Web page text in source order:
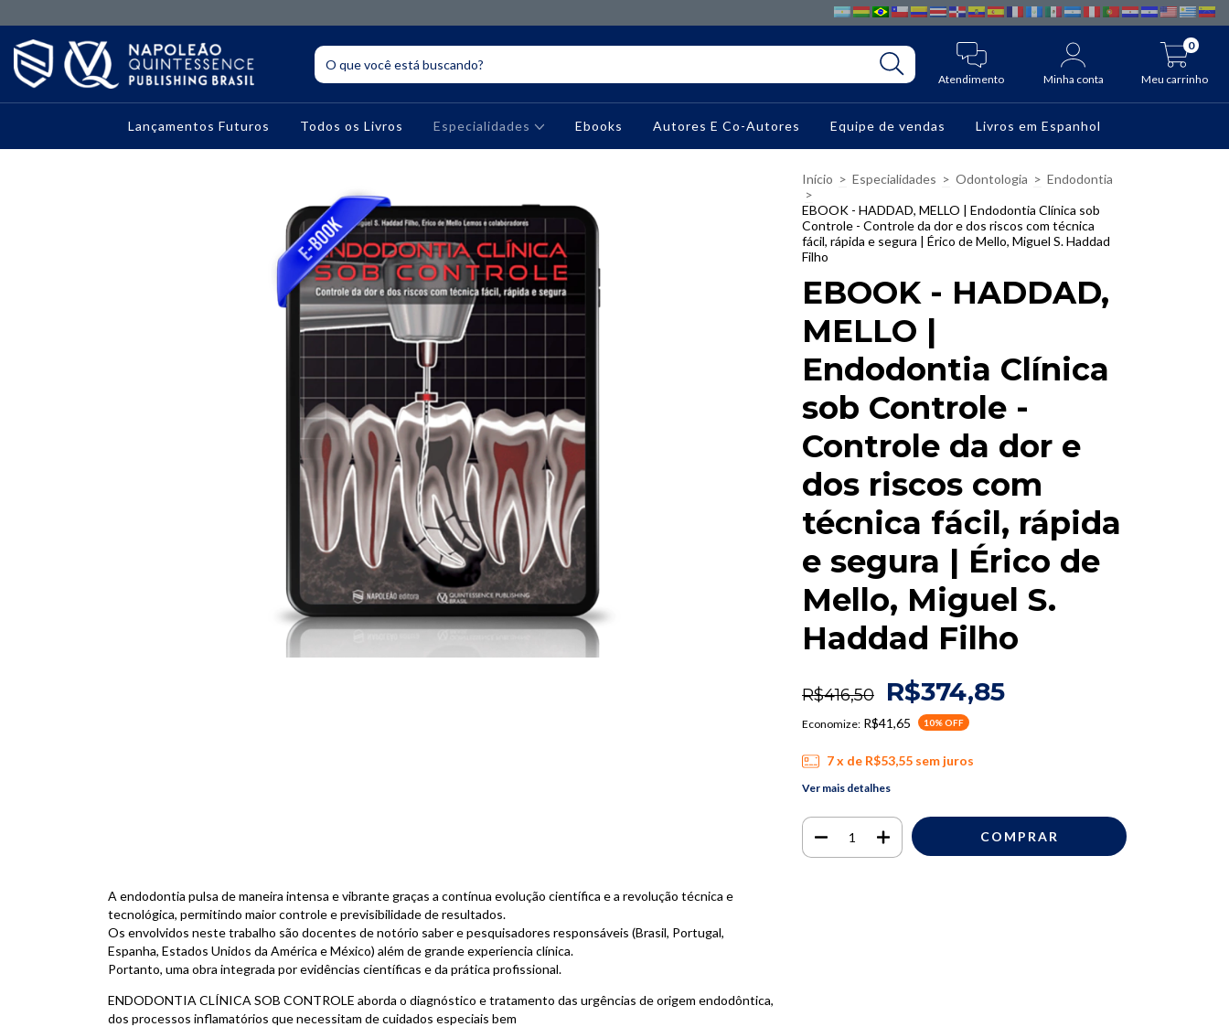
Atendimento Minha conta Meu carrinho
0
Lançamentos Futuros Todos os Livros Especialidades Ebooks Autores E Co-Autores Equipe de vendas Livros em Espanhol
A endodontia pulsa de maneira intensa e vibrante graças a contínua evolução científica e a revolução técnica e
tecnológica, permitindo maior controle e previsibilidade de resultados.
Os envolvidos neste trabalho são docentes de notório saber e pesquisadores responsáveis (Brasil, Portugal,
Espanha, Estados Unidos da América e México) além de grande experiencia clínica.
Portanto, uma obra integrada por evidências científicas e da prática profissional.
ENDODONTIA CLÍNICA SOB CONTROLE aborda o diagnóstico e tratamento das urgências de origem endodôntica,
dos processos inflamatórios que necessitam de cuidados especiais bem
Início > Especialidades > Odontologia > Endodontia
>
EBOOK - HADDAD, MELLO | Endodontia Clínica sob
Controle - Controle da dor e dos riscos com técnica
fácil, rápida e segura | Érico de Mello, Miguel S. Haddad
Filho
EBOOK - HADDAD,
MELLO |
Endodontia Clínica
sob Controle -
Controle da dor e
dos riscos com
técnica fácil, rápida
e segura | Érico de
Mello, Miguel S.
Haddad Filho
R$416,50 R$374,85
Economize: R$41,65 10% OFF
7x de R$53,55 sem juros
Ver mais detalhes